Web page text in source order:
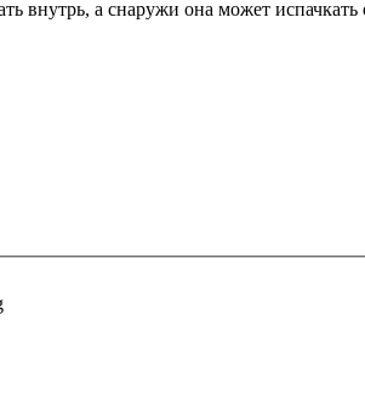
внутрь, а снаружи она может